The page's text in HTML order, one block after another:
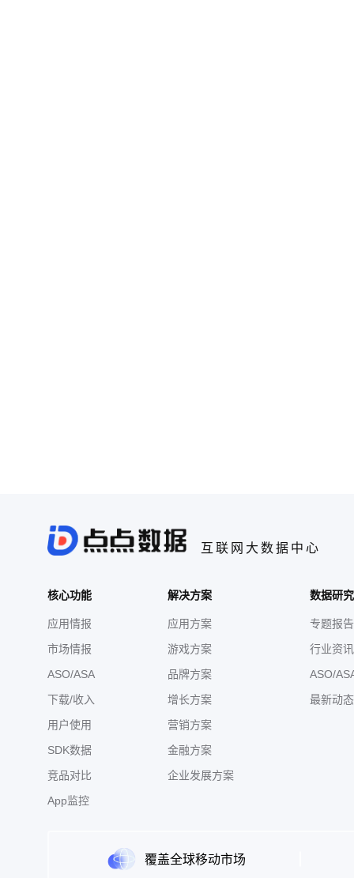
互联网大数据中心
核心功能
应用情报
市场情报
ASO/ASA
下载/收入
用户使用
SDK数据
竞品对比
App监控
解决方案
应用方案
游戏方案
品牌方案
增长方案
营销方案
金融方案
企业发展方案
数据研
专题报告
行业资讯
ASO/
最新动态
覆盖全球移动市场